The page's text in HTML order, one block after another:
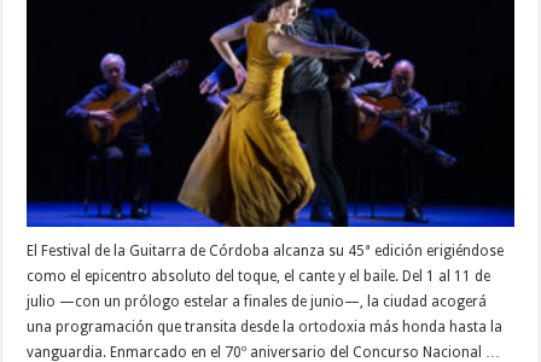
El Festival de la Guitarra de Córdoba alcanza su 45ª edición erigiéndose
como el epicentro absoluto del toque, el cante y el baile. Del 1 al 11 de
julio —con un prólogo estelar a finales de junio—, la ciudad acogerá
una programación que transita desde la ortodoxia más honda hasta la
vanguardia. Enmarcado en el 70º aniversario del Concurso Nacional …